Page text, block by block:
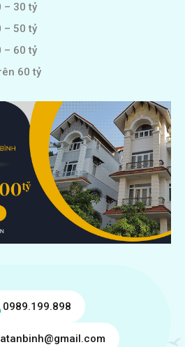
– 30 tỷ
– 50 tỷ
– 60 tỷ
60 tỷ
0989.199.898